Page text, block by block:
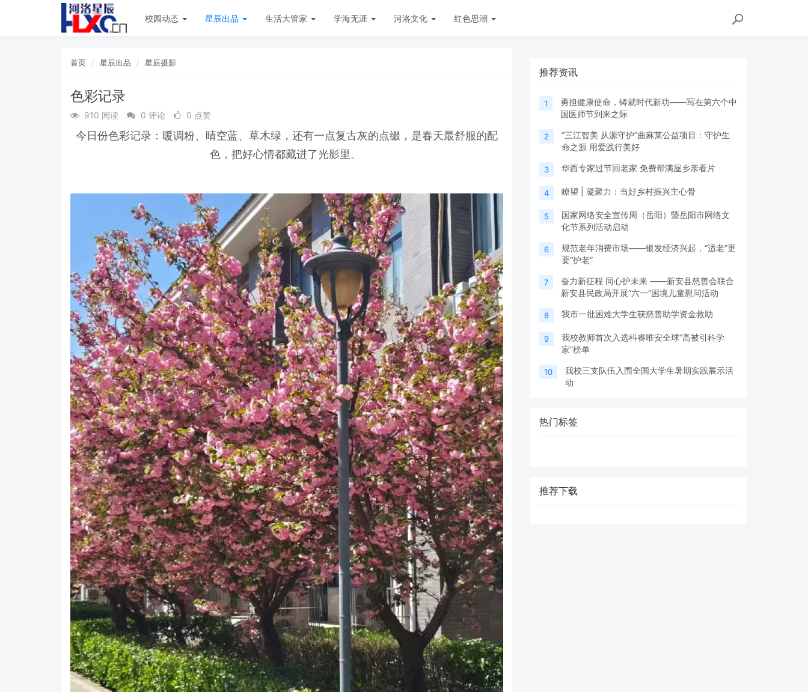
校园动态 星辰出品 生活大管家 学海无涯 河洛文化 红色思潮
首页 星辰出品 星辰摄影
色彩记录
910 阅读 0 评论 0 点赞
今日份色彩记录：暖调粉、晴空蓝、草木绿，还有一点复古灰的点缀，是春天最舒服的配
色，把好心情都藏进了光影里。
推荐资讯
1
勇担健康使命，铸就时代新功——写在第六个中
国医师节到来之际
2
“三江智美 从源守护”曲麻莱公益项目：守护生
命之源 用爱践行美好
3 华西专家过节回老家 免费帮满屋乡亲看片
4 瞭望 | 凝聚力：当好乡村振兴主心骨
5
国家网络安全宣传周（岳阳）暨岳阳市网络文
化节系列活动启动
6
规范老年消费市场——银发经济兴起，“适老”更
要“护老”
7
奋力新征程 同心护未来 ——新安县慈善会联合
新安县民政局开展“六一”困境儿童慰问活动
8 我市一批困难大学生获慈善助学资金救助
9
我校教师首次入选科睿唯安全球“高被引科学
家”榜单
10
我校三支队伍入围全国大学生暑期实践展示活
动
热门标签
推荐下载